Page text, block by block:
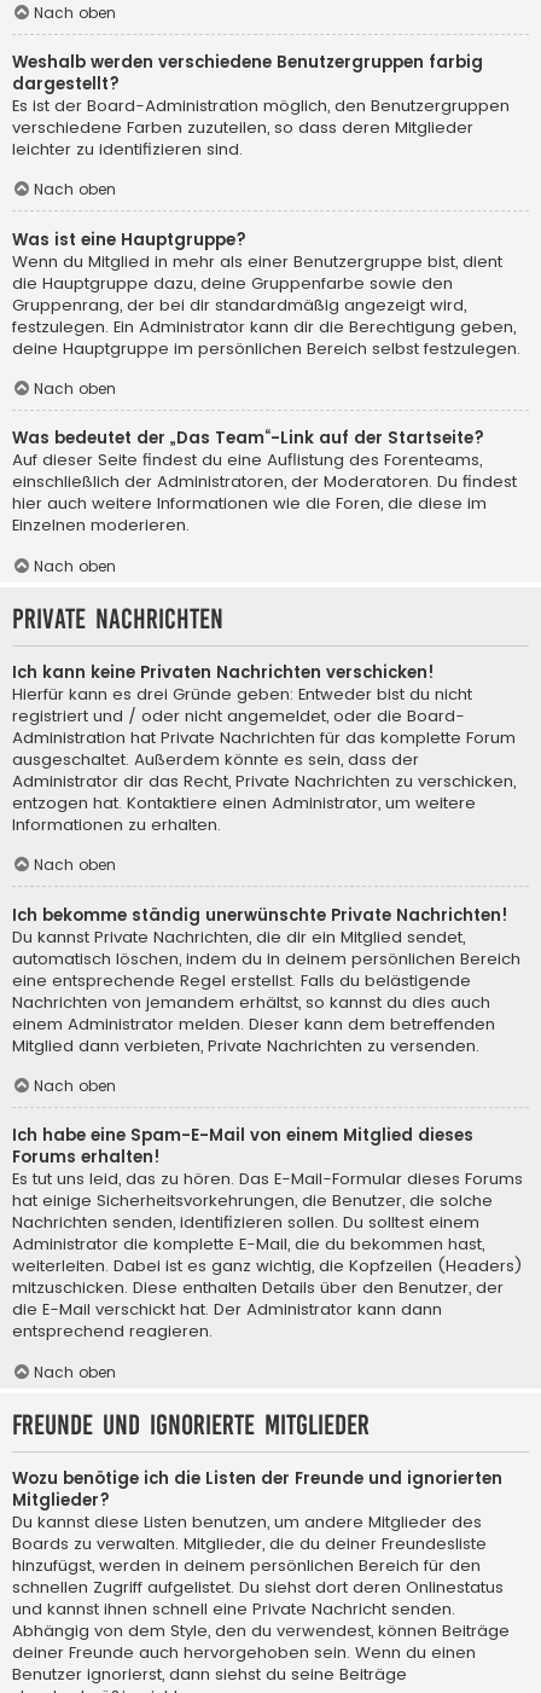
Nach oben
Weshalb werden verschiedene Benutzergruppen farbig
dargestellt?
Es ist der Board-Administration möglich, den Benutzergruppen
verschiedene Farben zuzuteilen, so dass deren Mitglieder
leichter zu identifizieren sind.
Nach oben
Was ist eine Hauptgruppe?
Wenn du Mitglied in mehr als einer Benutzergruppe bist, dient
die Hauptgruppe dazu, deine Gruppenfarbe sowie den
Gruppenrang, der bei dir standardmäßig angezeigt wird,
festzulegen. Ein Administrator kann dir die Berechtigung geben,
deine Hauptgruppe im persönlichen Bereich selbst festzulegen.
Nach oben
Was bedeutet der „Das Team“-Link auf der Startseite?
Auf dieser Seite findest du eine Auflistung des Forenteams,
einschließlich der Administratoren, der Moderatoren. Du findest
hier auch weitere Informationen wie die Foren, die diese im
Einzelnen moderieren.
Nach oben
Private Nachrichten
Ich kann keine Privaten Nachrichten verschicken!
Hierfür kann es drei Gründe geben: Entweder bist du nicht
registriert und / oder nicht angemeldet, oder die Board-
Administration hat Private Nachrichten für das komplette Forum
ausgeschaltet. Außerdem könnte es sein, dass der
Administrator dir das Recht, Private Nachrichten zu verschicken,
entzogen hat. Kontaktiere einen Administrator, um weitere
Informationen zu erhalten.
Nach oben
Ich bekomme ständig unerwünschte Private Nachrichten!
Du kannst Private Nachrichten, die dir ein Mitglied sendet,
automatisch löschen, indem du in deinem persönlichen Bereich
eine entsprechende Regel erstellst. Falls du belästigende
Nachrichten von jemandem erhältst, so kannst du dies auch
einem Administrator melden. Dieser kann dem betreffenden
Mitglied dann verbieten, Private Nachrichten zu versenden.
Nach oben
Ich habe eine Spam-E-Mail von einem Mitglied dieses
Forums erhalten!
Es tut uns leid, das zu hören. Das E-Mail-Formular dieses Forums
hat einige Sicherheitsvorkehrungen, die Benutzer, die solche
Nachrichten senden, identifizieren sollen. Du solltest einem
Administrator die komplette E-Mail, die du bekommen hast,
weiterleiten. Dabei ist es ganz wichtig, die Kopfzeilen (Headers)
mitzuschicken. Diese enthalten Details über den Benutzer, der
die E-Mail verschickt hat. Der Administrator kann dann
entsprechend reagieren.
Nach oben
Freunde und ignorierte Mitglieder
Wozu benötige ich die Listen der Freunde und ignorierten
Mitglieder?
Du kannst diese Listen benutzen, um andere Mitglieder des
Boards zu verwalten. Mitglieder, die du deiner Freundesliste
hinzufügst, werden in deinem persönlichen Bereich für den
schnellen Zugriff aufgelistet. Du siehst dort deren Onlinestatus
und kannst ihnen schnell eine Private Nachricht senden.
Abhängig von dem Style, den du verwendest, können Beiträge
deiner Freunde auch hervorgehoben sein. Wenn du einen
Benutzer ignorierst, dann siehst du seine Beiträge